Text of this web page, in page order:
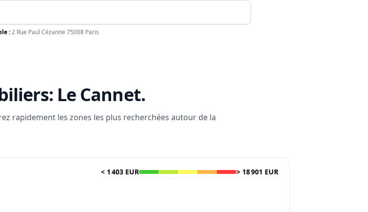
:2 Rue Paul Cézanne 75008 Paris
Le Cannet.
rapidement les zones les plus recherchées autour de la
< 1 403 EUR > 18 901 EUR